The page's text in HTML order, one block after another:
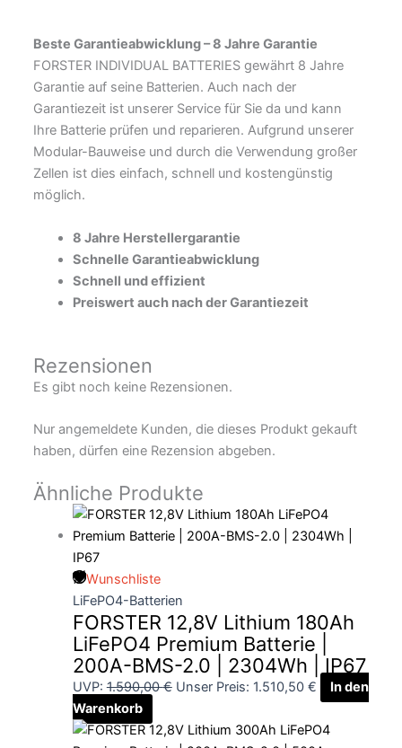
Beste Garantieabwicklung –8 Jahre Garantie
FORSTER INDIVIDUAL BATTERIES gewährt 8 Jahre
Garantie auf seine Batterien. Auch nach der
Garantiezeit ist unserer Service für Sie da und kann
Ihre Batterie prüfen und reparieren. Aufgrund unserer
Modular-Bauweise und durch die Verwendung großer
Zellen ist dies einfach, schnell und kostengünstig
möglich.
8 Jahre Herstellergarantie
Schnelle Garantieabwicklung
Schnell und effizient
Preiswert auch nach der Garantiezeit
Rezensionen
Es gibt noch keine Rezensionen.
Nur angemeldete Kunden, die dieses Produkt gekauft
haben, dürfen eine Rezension abgeben.
Ähnliche Produkte
Wunschliste
LiFePO4-Batterien
FORSTER 12,8V Lithium 180Ah
LiFePO4 Premium Batterie |
200A-BMS-2.0 | 2304Wh | IP67
UVP: 1.590,00€ Unser Preis: 1.510,50 €
In den
Warenkorb